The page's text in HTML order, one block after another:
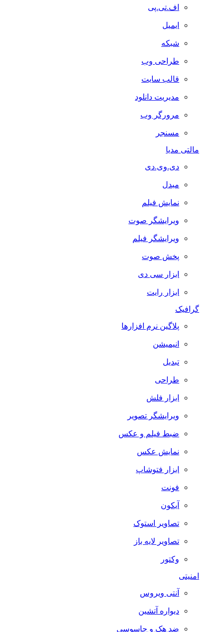
اف.تی.پی
ایمیل
شبکه
طراحی وب
قالب سایت
مدیریت دانلود
مرورگر وب
مسنجر
مالتی مدیا
دی.وی.دی
مبدل
نمایش فیلم
ویرایشگر صوت
ویرایشگر فیلم
پخش صوت
ابزار سی دی
ابزار رایت
گرافیک
پلاگین نرم افزارها
انیمیشن
تبدیل
طراحی
ابزار فلش
ویرایشگر تصویر
ضبط فيلم و عكس
نمایش عکس
ابزار فتوشاپ
فونت
آیکون
تصاویر استوک
تصاویر لایه باز
وکتور
آنتی ویروس
دیواره آتشین
ضد هک و جاسوسی